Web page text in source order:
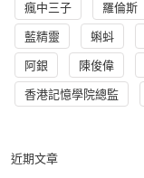
瘋中三子 羅倫斯
藍精靈 蝌蚪
阿銀 陳俊偉
香港記憶學院總監
近期文章